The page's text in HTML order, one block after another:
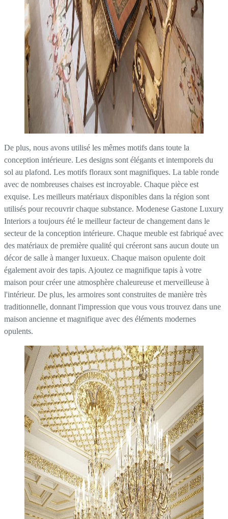
De plus, nous avons utilisé les mêmes motifs dans toute la
conception intérieure. Les designs sont élégants et intemporels du
sol au plafond. Les motifs floraux sont magnifiques. La table ronde
avec de nombreuses chaises est incroyable. Chaque pièce est
exquise. Les meilleurs matériaux disponibles dans la région sont
utilisés pour recouvrir chaque substance. Modenese Gastone Luxury
Interiors a toujours été le meilleur facteur de changement dans le
secteur de la conception intérieure. Chaque meuble est fabriqué avec
des matériaux de première qualité qui créeront sans aucun doute un
décor de salle à manger luxueux. Chaque maison opulente doit
également avoir des tapis. Ajoutez ce magnifique tapis à votre
maison pour créer une atmosphère chaleureuse et merveilleuse à
l'intérieur. De plus, les armoires sont construites de manière très
traditionnelle, donnant l'impression que vous vous trouvez dans une
maison ancienne et magnifique avec des éléments modernes
opulents.